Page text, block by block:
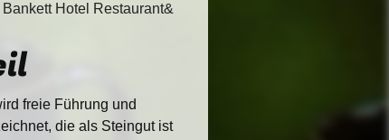
Hotel Restaurant&
freie Führung und
die als Steingut ist